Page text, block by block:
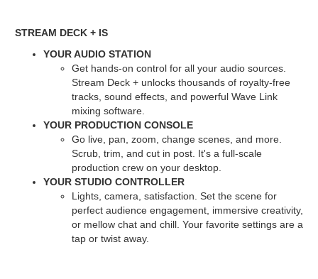
STREAM DECK + IS
YOUR AUDIO STATION
Get hands-on control for all your audio sources.
Stream Deck + unlocks thousands of royalty-free
tracks, sound effects, and powerful Wave Link
mixing software.
YOUR PRODUCTION CONSOLE
Go live, pan, zoom, change scenes, and more.
Scrub, trim, and cut in post. It's a full-scale
production crew on your desktop.
YOUR STUDIO CONTROLLER
Lights, camera, satisfaction. Set the scene for
perfect audience engagement, immersive creativity,
or mellow chat and chill. Your favorite settings are a
tap or twist away.